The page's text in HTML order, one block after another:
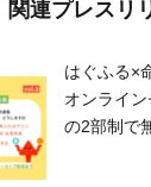
関連プレスリ
はぐふる×
オンライ
の2部制で